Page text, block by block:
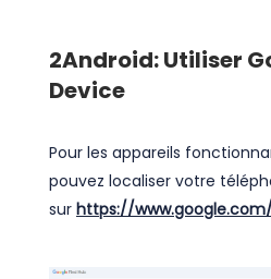
2Android: Utiliser
Device
Pour les appareils
pouvez localiser votre
sur https://